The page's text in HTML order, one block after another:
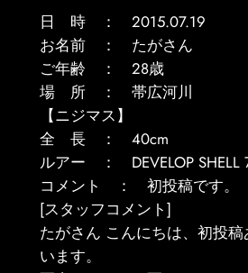
日 時 ： 2015.07.19
お名前 ： たがさん
ご年齢 ： 28歳
場 所 ： 帯広河川
【ニジマス】
全 長 ： 40cm
ルアー ： DEVELOP SHELL
コメント ： 初投稿です。
[スタッフコメント]
たがさん こんにちは、初投
います。